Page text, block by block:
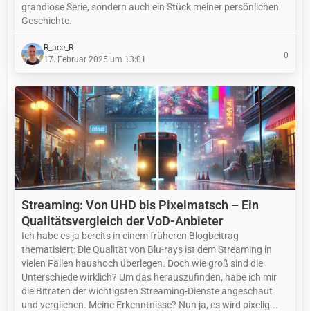
grandiose Serie, sondern auch ein Stück meiner persönlichen
Geschichte.
R_ace_R
17. Februar 2025 um 13:01
0
Streaming: Von UHD bis Pixelmatsch – Ein
Qualitätsvergleich der VoD-Anbieter
Ich habe es ja bereits in einem früheren Blogbeitrag
thematisiert: Die Qualität von Blu-rays ist dem Streaming in
vielen Fällen haushoch überlegen. Doch wie groß sind die
Unterschiede wirklich? Um das herauszufinden, habe ich mir
die Bitraten der wichtigsten Streaming-Dienste angeschaut
und verglichen. Meine Erkenntnisse? Nun ja, es wird pixelig...